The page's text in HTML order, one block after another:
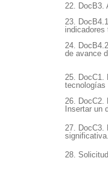
22. DocB3.
23.
indicadores
24.
de avance
25. DocC1.
tecnologías
26. DocC2.
Insertar un
27. DocC3.
28.